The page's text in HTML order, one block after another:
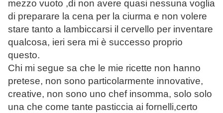
mezzo vuoto ,di non avere quasi nessuna voglia
di preparare la cena per la ciurma e non volere
stare tanto a lambiccarsi il cervello per inventare
qualcosa, ieri sera mi è successo proprio
questo.
Chi mi segue sa che le mie ricette non hanno
pretese, non sono particolarmente innovative,
creative, non sono uno chef insomma, solo solo
una che come tante pasticcia ai fornelli,certo